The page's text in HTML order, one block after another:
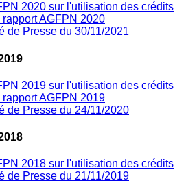
2020 sur l'utilisation des crédits
AGFPN 2020
de Presse du 30/11/2021
2019 sur l'utilisation des crédits
AGFPN 2019
de Presse du 24/11/2020
2018 sur l'utilisation des crédits
de Presse du 21/11/2019